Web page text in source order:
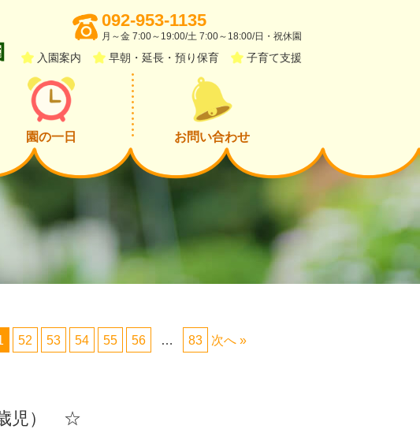
園の一日 お問い合わせ
入園案内 早朝・延長・預り保育 子育て支援
092-953-1135
月～金 7:00～19:00/土 7:00～18:00/日・祝休園
52 53 54 55 56 … 83 次へ »
児） ☆